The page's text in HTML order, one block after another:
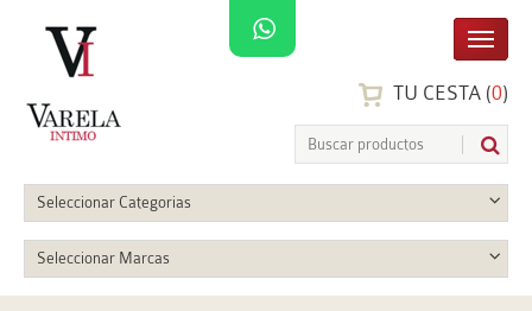
TU CESTA (0)
Seleccionar Categorias
Seleccionar Marcas